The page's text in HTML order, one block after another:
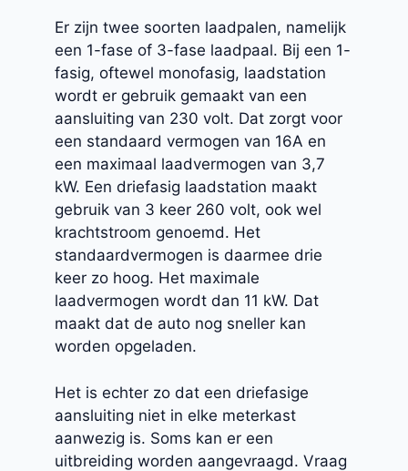
Er zijn twee soorten laadpalen, namelijk
een 1-fase of 3-fase laadpaal. Bij een 1-
fasig, oftewel monofasig, laadstation
wordt er gebruik gemaakt van een
aansluiting van 230 volt. Dat zorgt voor
een standaard vermogen van 16A en
een maximaal laadvermogen van 3,7
kW. Een driefasig laadstation maakt
gebruik van 3 keer 260 volt, ook wel
krachtstroom genoemd. Het
standaardvermogen is daarmee drie
keer zo hoog. Het maximale
laadvermogen wordt dan 11 kW. Dat
maakt dat de auto nog sneller kan
worden opgeladen.
Het is echter zo dat een driefasige
aansluiting niet in elke meterkast
aanwezig is. Soms kan er een
uitbreiding worden aangevraagd. Vraag